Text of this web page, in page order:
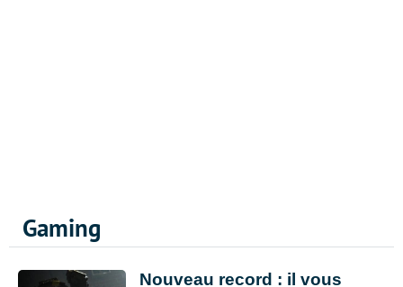
Gaming
Nouveau record : il vous